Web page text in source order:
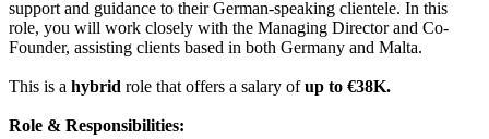
support and guidance to their German-speaking clientele. In this
role, you will work closely with the Managing Director and Co-
Founder, assisting clients based in both Germany and Malta.
This is a hybrid role that offers a salary ofup to €38K.
Role & Responsibilities: